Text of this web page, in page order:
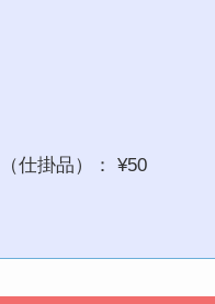
仕掛品）： ¥50